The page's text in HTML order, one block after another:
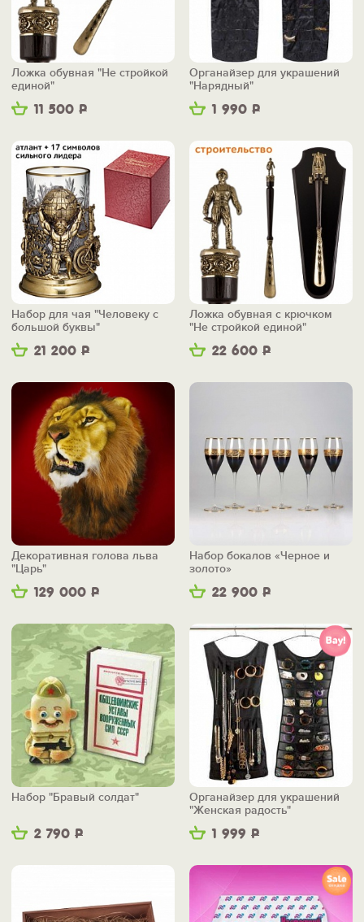
11 500 Р
Ложка обувная "Не стройкой
единой"
1 990 Р
Органайзер для украшений
"Нарядный"
21 200 Р
Набор для чая "Человеку с
большой буквы"
22 600 Р
Ложка обувная с крючком
"Не стройкой единой"
129 000 Р
Декоративная голова льва
"Царь"
22 900 Р
Набор бокалов «Черное и
золото»
2 790 Р
Набор "Бравый солдат"
1 999 Р
Органайзер для украшений
"Женская радость"